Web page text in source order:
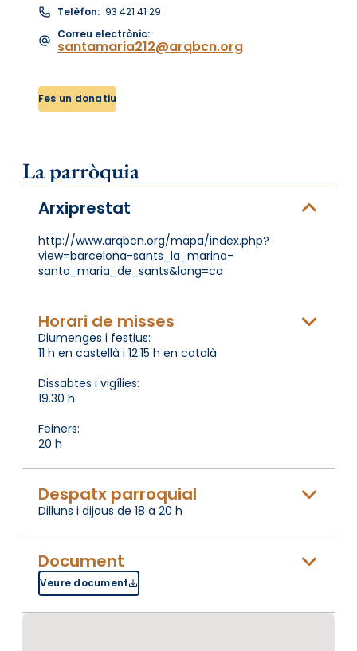
Telèfon: 93 421 41 29
Correu electrònic:
santamaria212@arqbcn.org
Fes un donatiu
La parròquia
Arxiprestat
http://www.arqbcn.org/mapa/index.php?
view=barcelona-sants_la_marina-
santa_maria_de_sants&lang=ca
Horari de misses
Diumenges i festius:
11 h en castellà i 12.15 h en català
Dissabtes i vigílies:
19.30 h
Feiners:
20 h
Despatx parroquial
Dilluns i dijous de 18 a 20 h
Document
Veure document